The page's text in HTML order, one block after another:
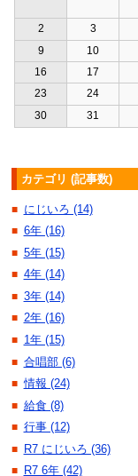
2
3
9
10
16
17
23
24
30
31
カテゴリ (記事数)
■ にじいろ (14)
■ 6年 (16)
■ 5年 (15)
■ 4年 (14)
■ 3年 (14)
■ 2年 (16)
■ 1年 (15)
■ 合唱部 (6)
■ 情報 (24)
■ 給食 (8)
■ 行事 (12)
■ R7 にじいろ (36)
■ R7 6年 (42)